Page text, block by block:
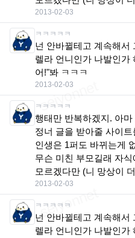
2013-02-03
ㅋㅋㅋㅋㅋ
넌 안바뀔테고 계속해서
렐라 언니인가 나발인가
어!"봐 ㅋㅋㅋ
2013-02-03
ㅋㅋㅋㅋㅋ
행태만 반복하겠지. 아
정너 글을 받아줄 사이
인생은 1퍼도 바뀌는게
무슨 미친 부모길래 자
모르겠다만 (니 망상이
2013-02-03
ㅋㅋㅋㅋㅋ
넌 안바뀔테고 계속해서
렐라 언니인가 나발인가